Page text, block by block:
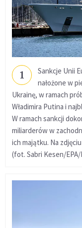
1
Sankcje Unii
nałożone w
Ukrainę, w ramach
Władimira Putina i
W ramach sankcji
miliarderów w
ich majątku. Na
(fot. Sabri Kesen/EPA/